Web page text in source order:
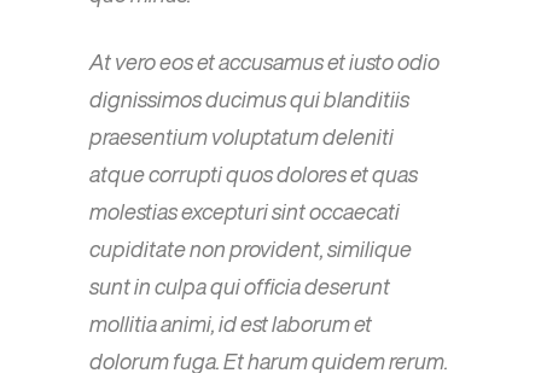
At vero eos et accusamus et iusto odio
dignissimos ducimus qui blanditiis
praesentium voluptatum deleniti
atque corrupti quos dolores et quas
molestias excepturi sint occaecati
cupiditate non provident, similique
sunt in culpa qui officia deserunt
mollitia animi, id est laborum et
dolorum fuga. Et harum quidem rerum.